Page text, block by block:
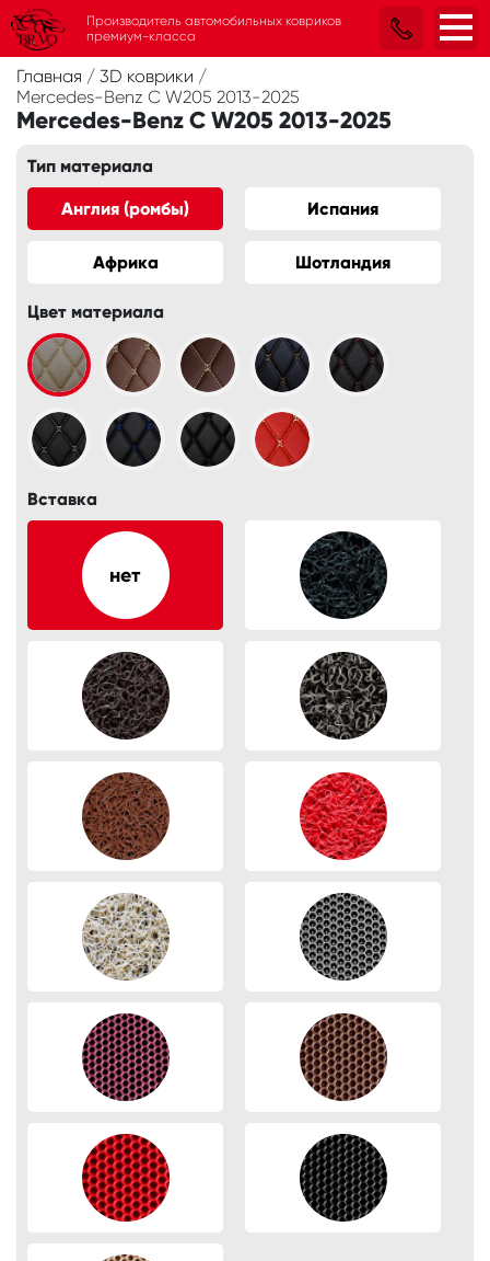
Главная / 3D коврики /
Mercedes-Benz C W205 2013-2025
Mercedes-Benz C W205 2013-2025
Тип материала
Англия (ромбы) Испания
Африка Шотландия
Цвет материала
Вставка
Производитель автомобильных ковриков
премиум-класса